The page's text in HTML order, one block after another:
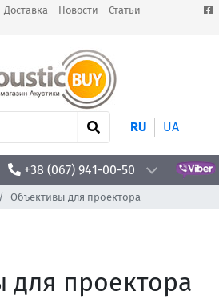
Доставка Новости
Статьи
RU UA
+38 (067) 941-00-50
Объективы для проектора
для проектора